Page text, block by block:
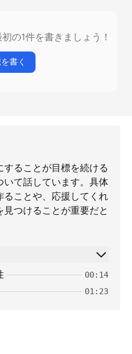
の1件を書きましょう！
書く
ることが目標を続ける
いて話しています。具体
ることや、応援してくれ
つけることが重要だと
00:14
01:23